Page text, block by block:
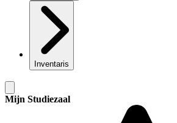
Inventaris
Mijn Studiezaal